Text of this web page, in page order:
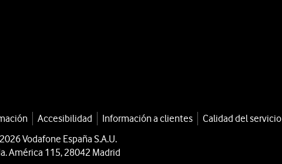
Accesibilidad Información a clientes Calidad del servicio
Vodafone España S.A.U.
América 115, 28042 Madrid